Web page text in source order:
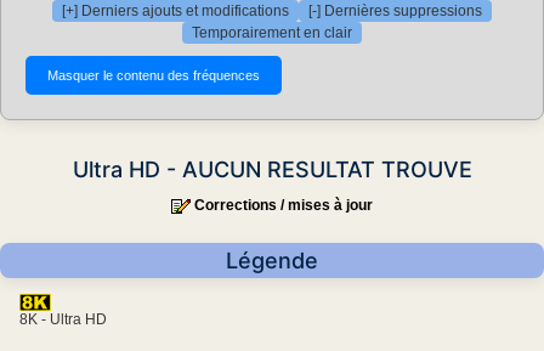
[+] Derniers ajouts et modifications
[-] Dernières suppressions
Temporairement en clair
Ultra HD - AUCUN RESULTAT TROUVE
Corrections / mises à jour
Légende
8K - Ultra HD